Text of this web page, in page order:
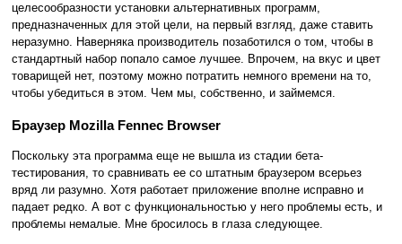
целесообразности установки альтернативных программ,
предназначенных для этой цели, на первый взгляд, даже ставить
неразумно. Наверняка производитель позаботился о том, чтобы в
стандартный набор попало самое лучшее. Впрочем, на вкус и цвет
товарищей нет, поэтому можно потратить немного времени на то,
чтобы убедиться в этом. Чем мы, собственно, и займемся.
Браузер Mozilla Fennec Browser
Поскольку эта программа еще не вышла из стадии бета-
тестирования, то сравнивать ее со штатным браузером всерьез
вряд ли разумно. Хотя работает приложение вполне исправно и
падает редко. А вот с функциональностью у него проблемы есть, и
проблемы немалые. Мне бросилось в глаза следующее.